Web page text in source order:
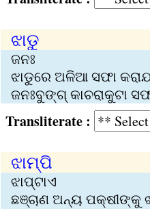
ଝାଡୁ
ଜନଃ
ଝାଡୁରେ ଅଳିଆ ସଫା
ଜନଃବୁଙ୍ଗ୍ କାଚରାକୁଟା
Transliterate :
ଝାମ୍ପି
ଝାପ୍‌ଟାଏ
ଛଞ୍ଚାଣ ଅନ୍ୟ ପକ୍ଷୀଙ୍କୁ